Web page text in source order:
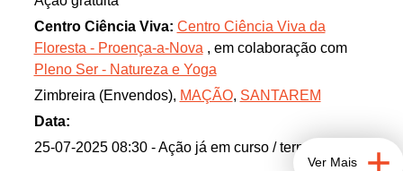
macroinvertebrados aquáticos que descobriremos
na ribeira. No final, poderemos usufruir de
momentos de contemplação e presença plena neste
local natural mágico.
Centro Ciência Viva: Centro Ciência Viva da
Floresta - Proença-a-Nova , em colaboração com
Pleno Ser - Natureza e Yoga
Zimbreira (Envendos), MAÇÃO, SANTAREM
Data:
25-07-2025 08:30 - Ação já em curso / terminada
Ver Mais